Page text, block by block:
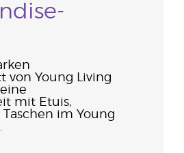
von Young Living
mit Etuis,
im Young